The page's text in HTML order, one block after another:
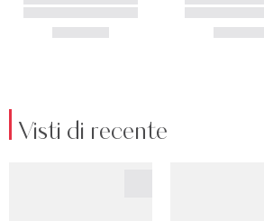
Visti di recente